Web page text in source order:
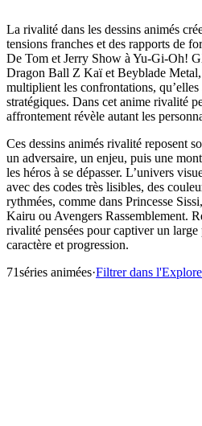
La rivalité dans les dessins animés
tensions franches et des rapports de
De Tom et Jerry Show à Yu-Gi-Oh!
Dragon Ball Z Kaï et Beyblade Metal,
multiplient les confrontations,
stratégiques. Dans cet anime rivalité
affrontement révèle autant les
Ces dessins animés rivalité reposent
un adversaire, un enjeu, puis une
les héros à se dépasser. L’univers
avec des codes très lisibles, des
rythmées, comme dans Princesse
Kairu ou Avengers Rassemblement.
rivalité pensées pour captiver un
caractère et progression.
71séries animées·Filtrer dans